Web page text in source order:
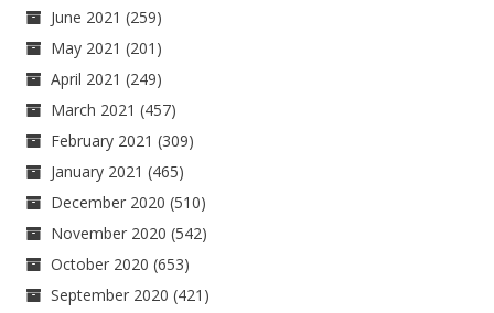
June 2021 (259)
May 2021 (201)
April 2021 (249)
March 2021 (457)
February 2021 (309)
January 2021 (465)
December 2020 (510)
November 2020 (542)
October 2020 (653)
September 2020 (421)